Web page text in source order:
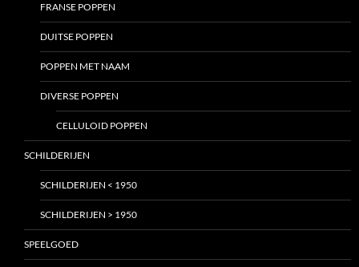
FRANSE POPPEN
DUITSE POPPEN
POPPEN MET NAAM
DIVERSE POPPEN
CELLULOID POPPEN
SCHILDERIJEN
SCHILDERIJEN < 1950
SCHILDERIJEN > 1950
SPEELGOED